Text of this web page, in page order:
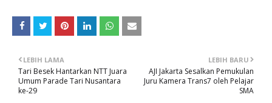
LEBIH BARU
AJI Jakarta Sesalkan Pemukulan
Juru Kamera Trans7 oleh Pelajar
SMA
LEBIH LAMA
Tari Besek Hantarkan NTT Juara
Umum Parade Tari Nusantara
ke-29